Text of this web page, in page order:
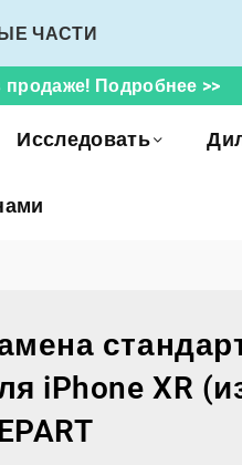
ЧАСТИ
Подробнее >>
Исследовать
iPhone XR